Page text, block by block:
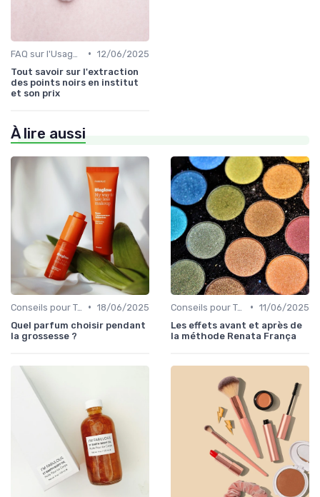
• 12/06/2025
Tout savoir sur l'extraction
des points noirs en institut
et son prix
À lire aussi
Conseils pour Tous les Âges • 18/06/2025
Quel parfum choisir pendant
la grossesse ?
Conseils pour Tous les Âges • 11/06/2025
Les effets avant et après de
la méthode Renata França